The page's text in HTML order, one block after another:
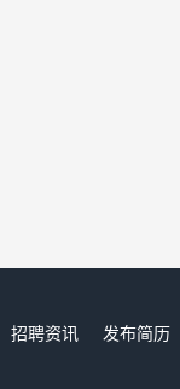
招聘资讯 发布简历